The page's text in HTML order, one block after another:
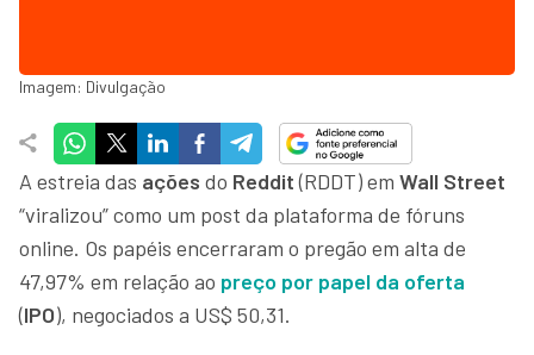
Imagem: Divulgação
A estreia das ações do Reddit(RDDT) em Wall Street
“viralizou” como um post da plataforma de fóruns
online. Os papéis encerraram o pregão em alta de
47,97% em relação ao preço por papel da oferta
(IPO), negociados a US$ 50,31.